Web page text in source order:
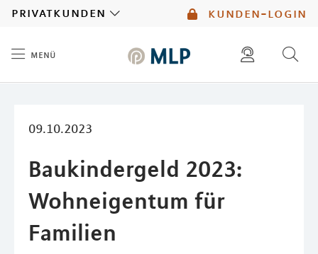
kunden-login
privatkunden
menü
09.10.2023
Baukindergeld 2023:
Wohneigentum für
Familien